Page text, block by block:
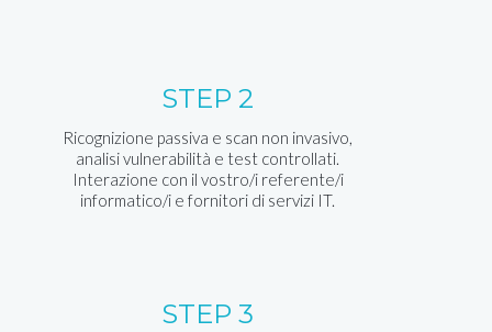
STEP 2
Ricognizione passiva e scan non invasivo,
analisi vulnerabilità e test controllati.
Interazione con il vostro/i referente/i
informatico/i e fornitori di servizi IT.
STEP 3